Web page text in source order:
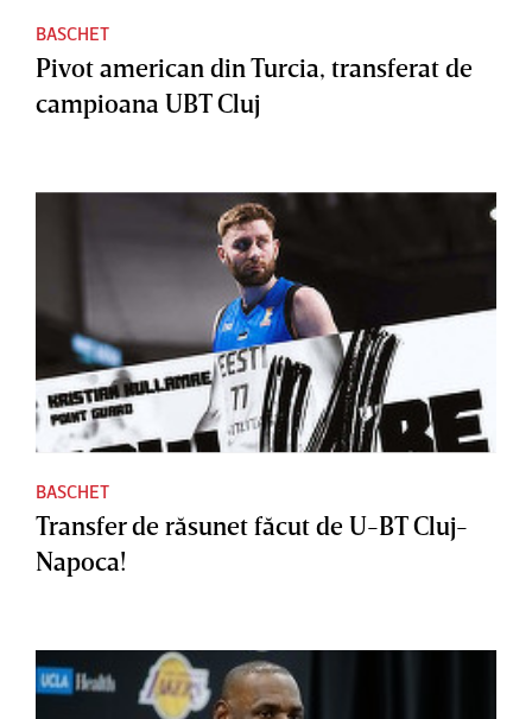
BASCHET
Pivot american din Turcia, transferat de
campioana UBT Cluj
BASCHET
Transfer de răsunet făcut de U-BT Cluj-
Napoca!